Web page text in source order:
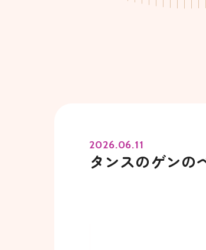
2026.06.11
タンスのゲン